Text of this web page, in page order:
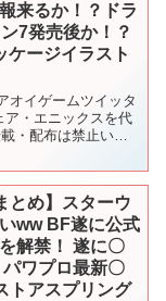
来るか！？ドラ
7発売後か！？
ケージイラスト
イゲームツイッタ
ア・エニックスを代
・配布は禁止いた
とめ】スターウ
ww BF遂に公式
解禁！ 遂に〇
ワプロ最新〇
トアスプリング